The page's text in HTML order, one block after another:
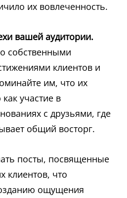
их вовлеченность.
вашей аудитории.
собственными
клиентов и
им, что их
участие в
с друзьями, где
общий восторг.
посты, посвященные
клиентов, что
ощущения